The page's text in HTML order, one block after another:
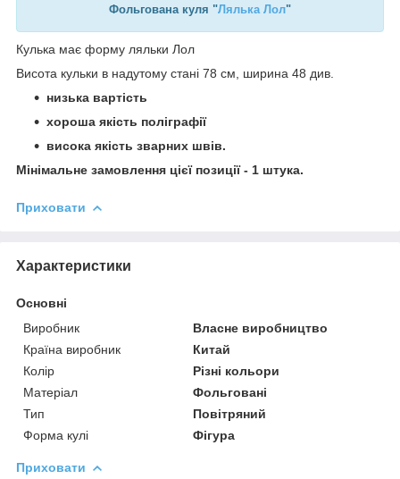
Фольгована куля "Лялька Лол"
Кулька має форму ляльки Лол
Висота кульки в надутому стані 78 см, ширина 48 див.
низька вартість
хороша якість поліграфії
висока якість зварних швів.
Мінімальне замовлення цієї позиції - 1 штука.
Приховати
Характеристики
Основні
Виробник
Власне виробництво
Країна виробник
Китай
Колір
Різні кольори
Матеріал
Фольговані
Тип
Повітряний
Форма кулі
Фігура
Приховати